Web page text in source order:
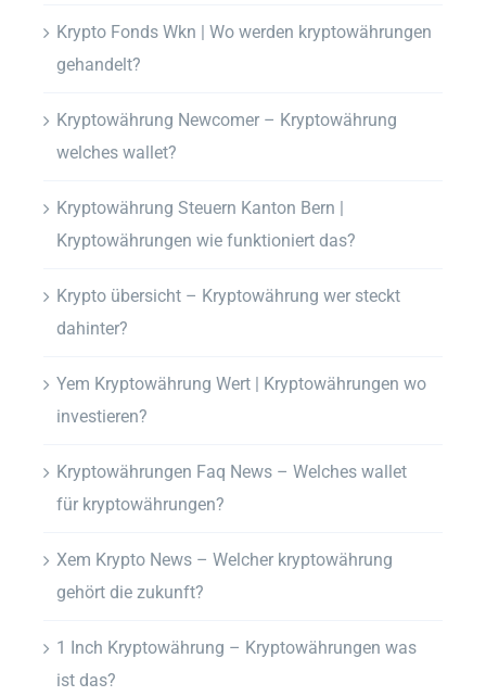
Krypto Fonds Wkn | Wo werden kryptowährungen
gehandelt?
Kryptowährung Newcomer – Kryptowährung
welches wallet?
Kryptowährung Steuern Kanton Bern |
Kryptowährungen wie funktioniert das?
Krypto übersicht – Kryptowährung wer steckt
dahinter?
Yem Kryptowährung Wert | Kryptowährungen wo
investieren?
Kryptowährungen Faq News – Welches wallet
für kryptowährungen?
Xem Krypto News – Welcher kryptowährung
gehört die zukunft?
1 Inch Kryptowährung – Kryptowährungen was
ist das?